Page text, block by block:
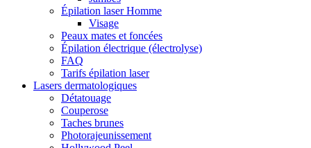
Épilation laser Homme
Visage
Peaux mates et foncées
Épilation électrique (électrolyse)
FAQ
Tarifs épilation laser
Lasers dermatologiques
Détatouage
Couperose
Taches brunes
Photorajeunissement